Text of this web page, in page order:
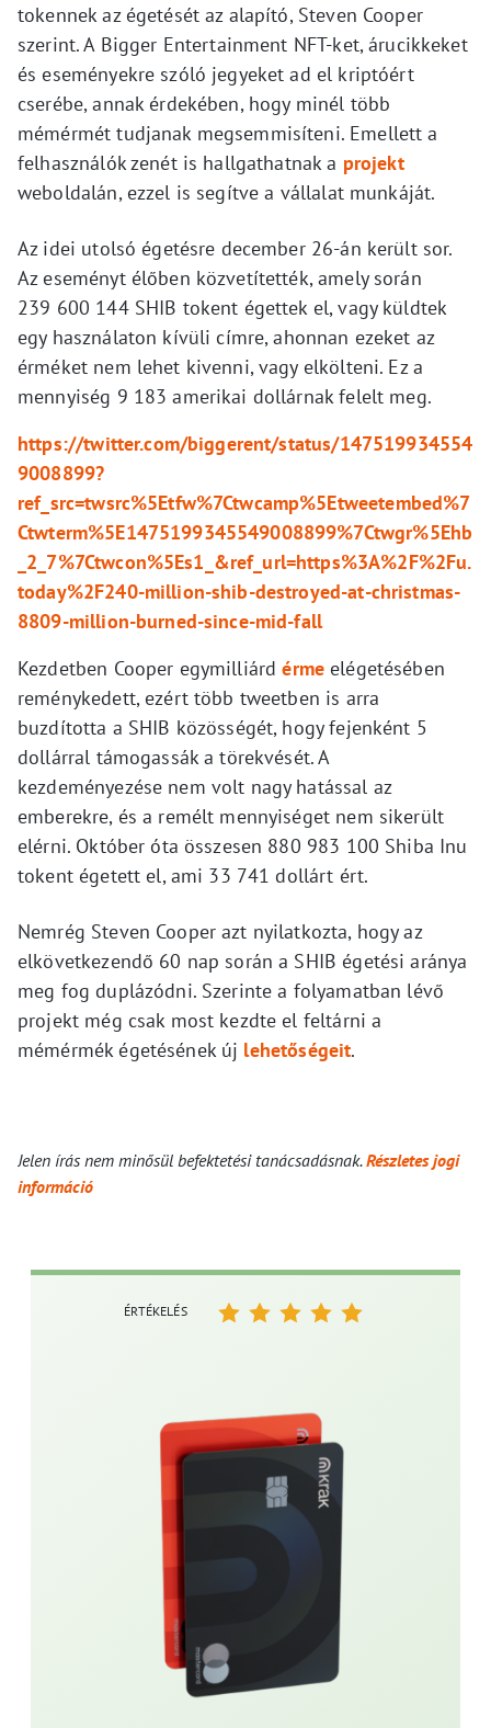
tokennek az égetését az alapító, Steven Cooper
szerint. A Bigger Entertainment NFT-ket, árucikkeket
és eseményekre szóló jegyeket ad el kriptóért
cserébe, annak érdekében, hogy minél több
mémérmét tudjanak megsemmisíteni. Emellett a
felhasználók zenét is hallgathatnak a projekt
weboldalán, ezzel is segítve a vállalat munkáját.
Az idei utolsó égetésre december 26-án került sor.
Az eseményt élőben közvetítették, amely során
239 600 144 SHIB tokent égettek el, vagy küldtek
egy használaton kívüli címre, ahonnan ezeket az
érméket nem lehet kivenni, vagy elkölteni. Ez a
mennyiség 9 183 amerikai dollárnak felelt meg.
https://twitter.com/biggerent/status/147519934554
9008899?
ref_src=twsrc%5Etfw%7Ctwcamp%5Etweetembed%7
Ctwterm%5E1475199345549008899%7Ctwgr%5Ehb
_2_7%7Ctwcon%5Es1_&ref_url=https%3A%2F%2Fu.
today%2F240-million-shib-destroyed-at-christmas-
8809-million-burned-since-mid-fall
Kezdetben Cooper egymilliárdérmeelégetésében
reménykedett, ezért több tweetben is arra
buzdította a SHIB közösségét, hogy fejenként 5
dollárral támogassák a törekvését. A
kezdeményezése nem volt nagy hatással az
emberekre, és a remélt mennyiséget nem sikerült
elérni. Október óta összesen 880 983 100 Shiba Inu
tokent égetett el, ami 33 741 dollárt ért.
Nemrég Steven Cooper azt nyilatkozta, hogy az
elkövetkezendő 60 nap során a SHIB égetési aránya
meg fog duplázódni. Szerinte a folyamatban lévő
projekt még csak most kezdte el feltárni a
mémérmék égetésének új lehetőségeit.
Jelen írás nem minősül befektetési tanácsadásnak.Részletes jogi
információ
ÉRTÉKELÉS